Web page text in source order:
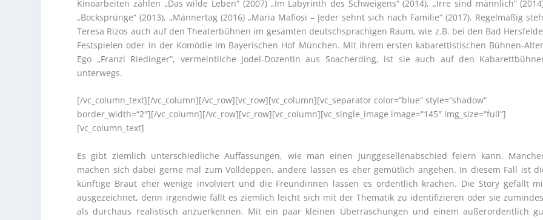
Kinoarbeiten zählen „Das wilde Leben“ (2007) „Im Labyrinth des Schweigens“ (2014), „Irre sind männlich“
„Bocksprünge“ (2013), „Männertag (2016) „Maria Mafiosi – Jeder sehnt sich nach Familie“ (2017). Regelmäßig
Teresa Rizos auch auf den Theaterbühnen im gesamten deutschsprachigen Raum, wie z.B. bei den Bad
Festspielen oder in der Komödie im Bayerischen Hof München. Mit ihrem ersten kabarettistischen Bühnen-
Ego „Franzi Riedinger“, vermeintliche Jodel-Dozentin aus Soacherding, ist sie auch auf den
unterwegs.
[/vc_column_text][/vc_column][/vc_row][vc_row][vc_column][vc_separator color=“blue“ style=“shadow“
border_width=“2″][/vc_column][/vc_row][vc_row][vc_column][vc_single_image image=“145″ img_size=“full“]
[vc_column_text]
Es gibt ziemlich unterschiedliche Auffassungen, wie man einen Junggesellenabschied feiern kann.
machen sich dabei gerne mal zum Volldeppen, andere lassen es eher gemütlich angehen. In diesem Fall ist
künftige Braut eher wenige involviert und die Freundinnen lassen es ordentlich krachen. Die Story gefällt
ausgezeichnet, denn irgendwie fällt es ziemlich leicht sich mit der Thematik zu identifizieren oder sie
als durchaus realistisch anzuerkennen. Mit ein paar kleinen Überraschungen und einem außerordentlich